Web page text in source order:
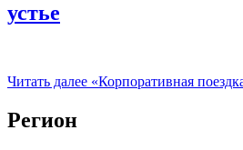
устье
Читать далее «Корпоративная
Регион